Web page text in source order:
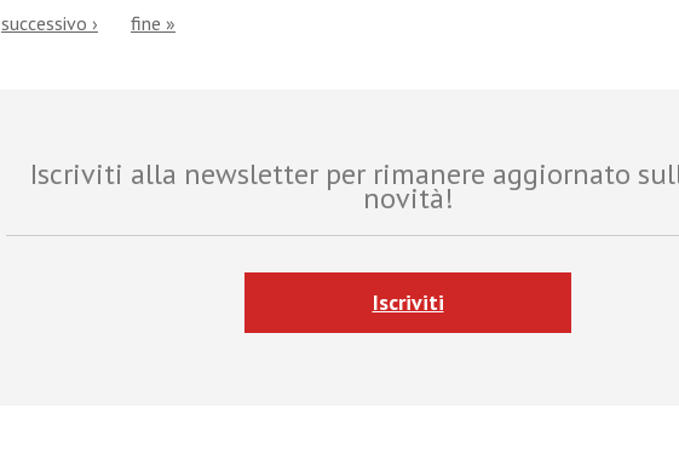
successivo › fine »
Iscriviti alla newsletter per rimanere aggiornato
novità!
Iscriviti